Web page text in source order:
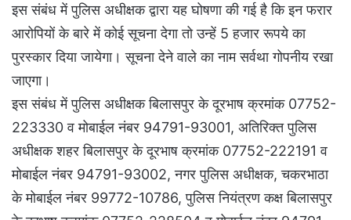
इस संबंध में पुलिस अधीक्षक द्वारा यह घोषणा की गई है कि इन फरार
आरोपियों के बारे में कोई सूचना देगा तो उन्हें 5 हजार रूपये का
पुरस्कार दिया जायेगा। सूचना देने वाले का नाम सर्वथा गोपनीय रखा
जाएगा।
इस संबंध में पुलिस अधीक्षक बिलासपुर के दूरभाष क्रमांक 07752-
223330 व मोबाईल नंबर 94791-93001, अतिरिक्त पुलिस
अधीक्षक शहर बिलासपुर के दूरभाष क्रमांक 07752-222191 व
मोबाईल नंबर 94791-93002, नगर पुलिस अधीक्षक, चकरभाठा
के मोबाईल नंबर 99772-10786, पुलिस नियंत्रण कक्ष बिलासपुर